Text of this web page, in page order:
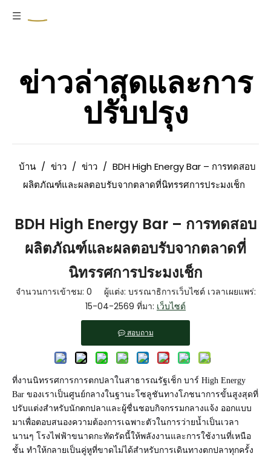
ข่าวล่าสุดและการ
ปรับปรุง
บ้าน / ข่าว / ข่าว / BDH High Energy Bar – การทดสอบ
ผลิตภัณฑ์และผลตอบรับจากตลาดที่นิทรรศการประมงเช็ก
BDH High Energy Bar – การทดสอบ
ผลิตภัณฑ์และผลตอบรับจากตลาดที่
นิทรรศการประมงเช็ก
จำนวนการเข้าชม: 0 ผู้แต่ง: บรรณาธิการเว็บไซต์ เวลาเผยแพร่:
15-04-2569 ที่มา: เว็บไซต์
สอบถาม
ที่งานนิทรรศการการตกปลาในสาธารณรัฐเช็ก บาร์ High Energy
Bar ของเราเป็นศูนย์กลางในฐานะโซลูชันทางโภชนาการขั้นสูงสุดที่
ปรับแต่งสำหรับนักตกปลาและผู้ชื่นชอบกิจกรรมกลางแจ้ง ออกแบบ
มาเพื่อตอบสนองความต้องการเฉพาะตัวในการว่ายน้ำเป็นเวลา
นานๆ โรงไฟฟ้าขนาดกะทัดรัดนี้ให้พลังงานและการใช้งานที่เหนือ
ชั้น ทำให้กลายเป็นคู่หูที่ขาดไม่ได้สำหรับการเดินทางตกปลาทุกครั้ง